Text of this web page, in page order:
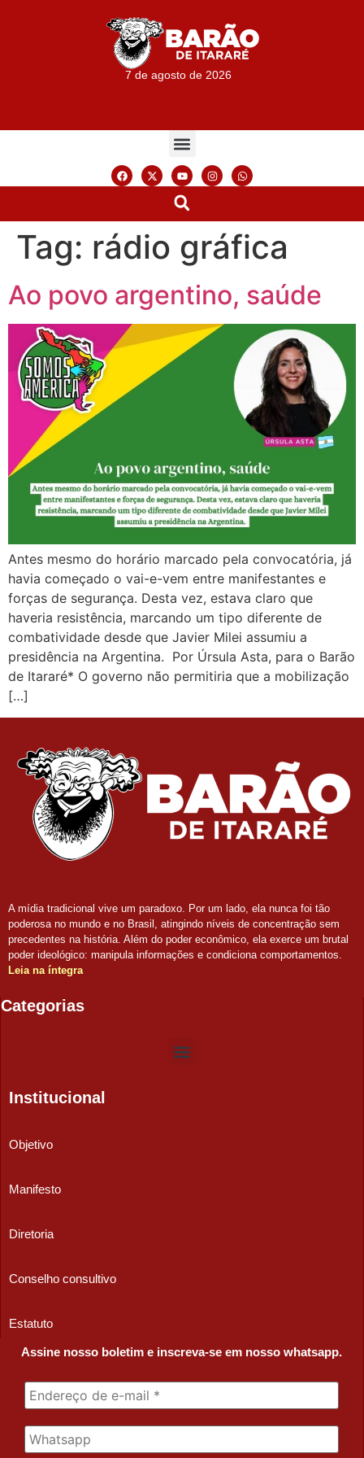
7 de agosto de 2026
Tag: rádio gráfica
Ao povo argentino, saúde
Antes mesmo do horário marcado pela convocatória, já
havia começado o vai-e-vem entre manifestantes e
forças de segurança. Desta vez, estava claro que
haveria resistência, marcando um tipo diferente de
combatividade desde que Javier Milei assumiu a
presidência na Argentina. Por Úrsula Asta, para o Barão
de Itararé* O governo não permitiria que a mobilização
[…]
A mídia tradicional vive um paradoxo. Por um lado, ela nunca foi tão
poderosa no mundo e no Brasil, atingindo níveis de concentração sem
precedentes na história. Além do poder econômico, ela exerce um brutal
poder ideológico: manipula informações e condiciona comportamentos.
Leia na íntegra
Categorias
Institucional
Objetivo
Manifesto
Diretoria
Conselho consultivo
Estatuto
Assine nosso boletim e inscreva-se em nosso whatsapp.